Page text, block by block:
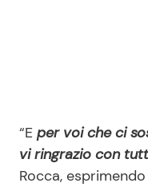
“E per voi che ci
vi ringrazio con
Rocca,